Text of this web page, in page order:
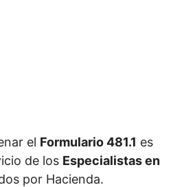
el Formulario 481.1 es
de los Especialistas en
por Hacienda.